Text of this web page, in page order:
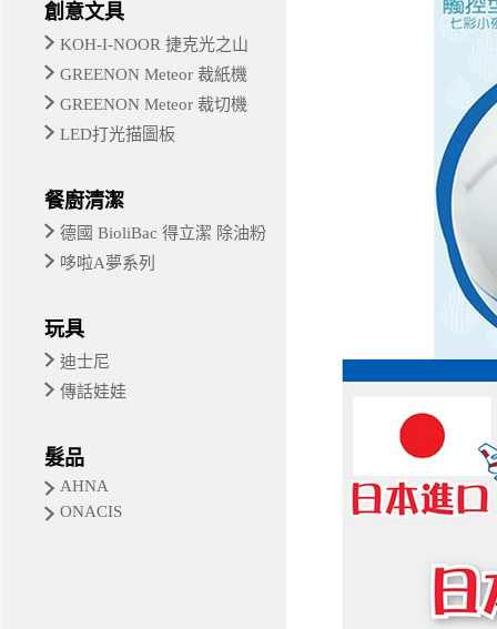
創意文具
KOH-I-NOOR 捷克光之山
GREENON Meteor 裁紙機
GREENON Meteor 裁切機
LED打光描圖板
餐廚清潔
德國 BioliBac 得立潔 除油粉
哆啦A夢系列
玩具
迪士尼
傳話娃娃
髮品
AHNA
ONACIS